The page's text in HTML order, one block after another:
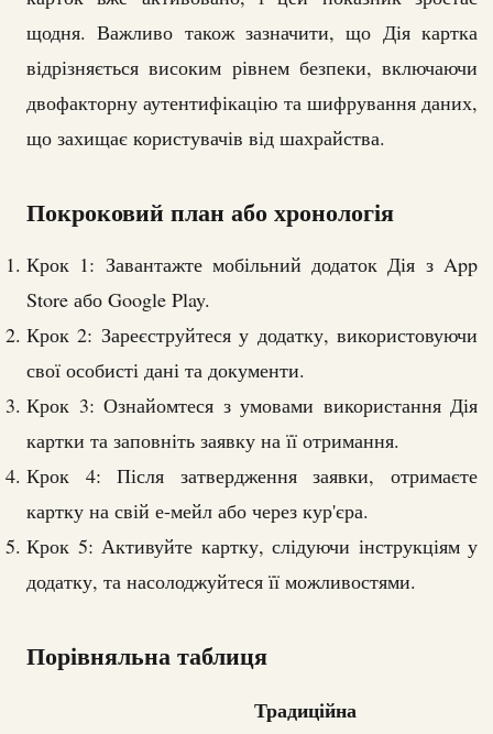
щодня. Важливо також зазначити, що Дія картка
відрізняється високим рівнем безпеки, включаючи
двофакторну аутентифікацію та шифрування даних,
що захищає користувачів від шахрайства.
Покроковий план або хронологія
Крок 1: Завантажте мобільний додаток Дія з App
Store або Google Play.
Крок 2: Зареєструйтеся у додатку, використовуючи
свої особисті дані та документи.
Крок 3: Ознайомтеся з умовами використання Дія
картки та заповніть заявку на її отримання.
Крок 4: Після затвердження заявки, отримаєте
картку на свій е-мейл або через кур'єра.
Крок 5: Активуйте картку, слідуючи інструкціям у
додатку, та насолоджуйтеся її можливостями.
Порівняльна таблиця
Традиційна